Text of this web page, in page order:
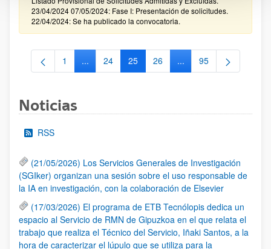
23/04/2024 07/05/2024: Fase I: Presentación de solicitudes.
22/04/2024: Se ha publicado la convocatoria.
Página
1 ...Páginas intermedias Use TAB para desplazarse.
Página
24 Página
25 Página
26 ...Páginas intermedias
Página
95
Noticias
RSS
(21/05/2026) Los Servicios Generales de Investigación
(SGIker) organizan una sesión sobre el uso responsable de
la IA en investigación, con la colaboración de Elsevier
(17/03/2026) El programa de ETB Tecnólopis dedica un
espacio al Servicio de RMN de Gipuzkoa en el que relata el
trabajo que realiza el Técnico del Servicio, Iñaki Santos, a la
hora de caracterizar el lúpulo que se utiliza para la